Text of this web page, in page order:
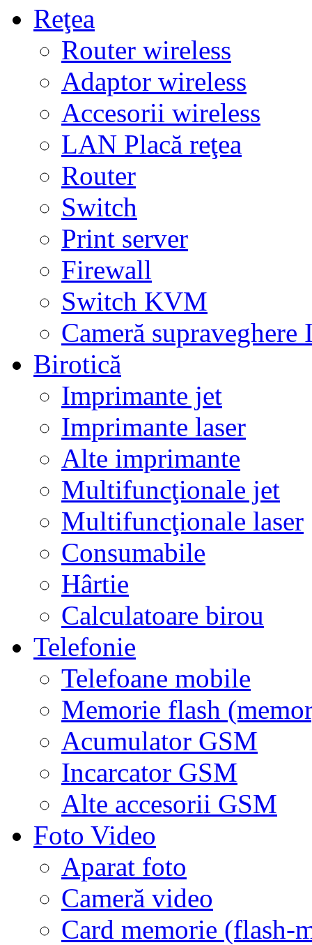
Reţea
Router wireless
Adaptor wireless
Accesorii wireless
LAN Placă reţea
Router
Switch
Print server
Firewall
Switch KVM
Cameră supraveghere
Birotică
Imprimante jet
Imprimante laser
Alte imprimante
Multifuncţionale jet
Multifuncţionale laser
Consumabile
Hârtie
Calculatoare birou
Telefonie
Telefoane mobile
Memorie flash
Acumulator GSM
Incarcator GSM
Alte accesorii GSM
Foto Video
Aparat foto
Cameră video
Card memorie (flash-